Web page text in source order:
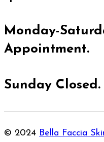
Monday-
Appointment.
Sunday Closed.
© 2024 Bella Faccia